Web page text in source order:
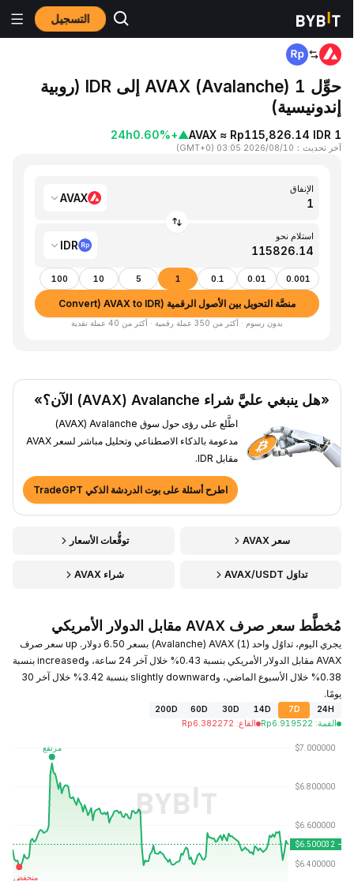
التسجيل المنزٍل AVAX to IDR
حوِّل 1 AVAX (Avalanche) إلى IDR (روبية
إندونيسية)
1 AVAX ≈ Rp115,826.14 IDR
▲
+0.60%
24h
آخر تحديث：
2026/08/10 03:05
(
GMT+0
)
الإنفاق
AVAX
استلام نحو
IDR
0.001
0.01
0.1
1
5
10
100
منصَّة التحويل بين الأصول الرقمية (Convert) AVAX to IDR
بدون رسوم · أكثر من 350 عملة رقمية · أكثر من 40 عملة نقدية
«هل ينبغي عليَّ شراء Avalanche ‏(AVAX) الآن؟»
اطَّلع على رؤى حول سوق Avalanche ‏(AVAX)
مدعومة بالذكاء الاصطناعي وتحليل مباشر لسعر AVAX
مقابل IDR.
اطرح أسئلة على بوت الدردشة الذكي TradeGPT
سعر AVAX توقُّعات الأسعار
تداوَل AVAX/USDT شراء AVAX
مُخطَّط سعر صرف AVAX مقابل الدولار الأمريكي
يجري اليوم، تداوُل واحد (1) AVAX ‏(Avalanche) بسعر 6.50 دولار. up سعر صرف
AVAX مقابل الدولار الأمريكي بنسبة 0.43% خلال آخر 24 ساعة، وincreased بنسبة
0.38% خلال الأسبوع الماضي، وslightly downward بنسبة 3.42% خلال آخر 30
يومًا.
24H
7D
14D
30D
60D
200D
القمة:
Rp6.919522 القاع:
Rp6.382272